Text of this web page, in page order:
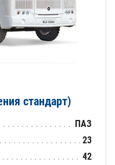
стандарт)
ПАЗ
23
42